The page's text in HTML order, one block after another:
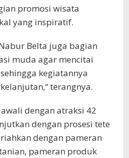
promosi wisata
yang inspiratif.
Belta juga bagian
muda agar mencitai
kegiatannya
terangnya.
dengan atraksi 42
dengan prosesi tete
dengan pameran
pameran produk